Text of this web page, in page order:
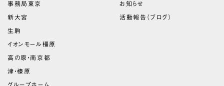
事務局東京
新大宮
生駒
イオンモール橿原
高の原・南京都
津・榛原
グループホーム
お知らせ
活動報告（ブログ）